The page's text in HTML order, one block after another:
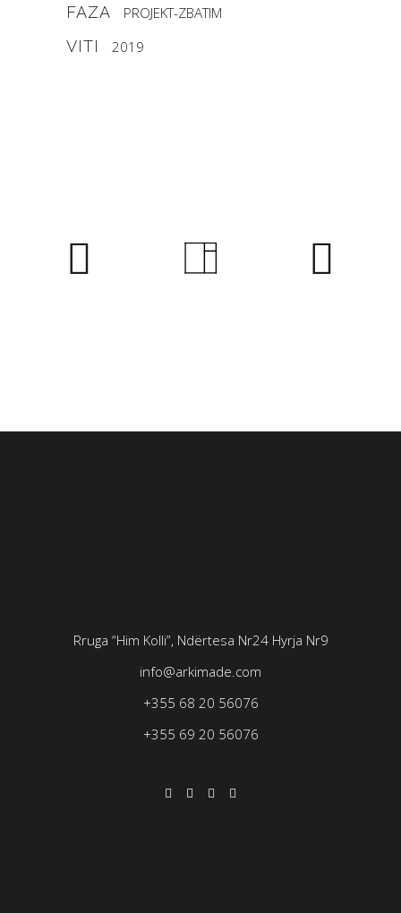
FAZA PROJEKT-ZBATIM
VITI 2019
Rruga “Him Kolli”, Ndërtesa Nr24 Hyrja Nr9
info@arkimade.com
+355 68 20 56076
+355 69 20 56076